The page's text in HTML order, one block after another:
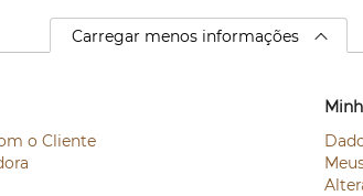
Carregar menos informações
o Cliente